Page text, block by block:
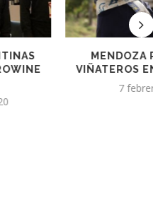
EL GOBIERNO Y COVIAR
FIRMARON UN CONVENIO...
2 septiembre, 2024